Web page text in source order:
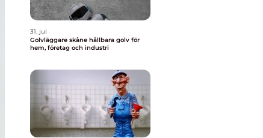
31. jul
Golvläggare skåne hållbara golv för
hem, företag och industri